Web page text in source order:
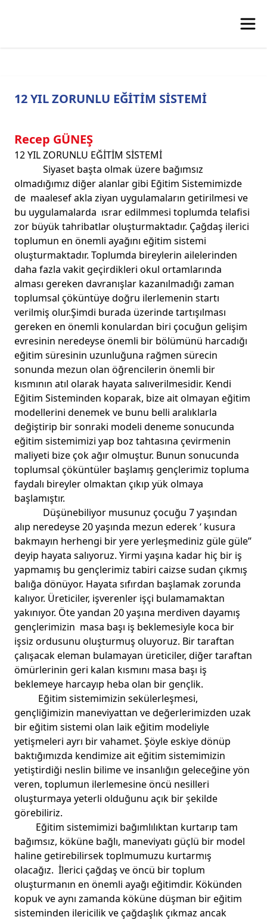
12 YIL ZORUNLU EĞİTİM SİSTEMİ
Recep GÜNEŞ
12 YIL ZORUNLU EĞİTİM SİSTEMİ
Siyaset başta olmak üzere bağımsız
olmadığımız diğer alanlar gibi Eğitim Sistemimizde
de maalesef akla ziyan uygulamaların getirilmesi ve
bu uygulamalarda ısrar edilmmesi toplumda telafisi
zor büyük tahribatlar oluşturmaktadır. Çağdaş ilerici
toplumun en önemli ayağını eğitim sistemi
oluşturmaktadır. Toplumda bireylerin ailelerinden
daha fazla vakit geçirdikleri okul ortamlarında
alması gereken davranışlar kazanılmadığı zaman
toplumsal çöküntüye doğru ilerlemenin startı
verilmiş olur.Şimdi burada üzerinde tartışılması
gereken en önemli konulardan biri çocuğun gelişim
evresinin neredeyse önemli bir bölümünü harcadığı
eğitim süresinin uzunluğuna rağmen sürecin
sonunda mezun olan öğrencilerin önemli bir
kısmının atıl olarak hayata salıverilmesidir. Kendi
Eğitim Sisteminden koparak, bize ait olmayan eğitim
modellerini denemek ve bunu belli aralıklarla
değiştirip bir sonraki modeli deneme sonucunda
eğitim sistemimizi yap boz tahtasına çevirmenin
maliyeti bize çok ağır olmuştur. Bunun sonucunda
toplumsal çöküntüler başlamış gençlerimiz topluma
faydalı bireyler olmaktan çıkıp yük olmaya
başlamıştır.
Düşünebiliyor musunuz çocuğu 7 yaşından
alıp neredeyse 20 yaşında mezun ederek ‘ kusura
bakmayın herhengi bir yere yerleşmediniz güle güle’’
deyip hayata salıyoruz. Yirmi yaşına kadar hiç bir iş
yapmamış bu gençlerimiz tabiri caizse sudan çıkmış
balığa dönüyor. Hayata sıfırdan başlamak zorunda
kalıyor. Üreticiler, işverenler işçi bulamamaktan
yakınıyor. Öte yandan 20 yaşına merdiven dayamış
gençlerimizin masa başı iş beklemesiyle koca bir
işsiz ordusunu oluşturmuş oluyoruz. Bir taraftan
çalışacak eleman bulamayan üreticiler, diğer taraftan
ömürlerinin geri kalan kısmını masa başı iş
beklemeye harcayıp heba olan bir gençlik.
Eğitim sistemimizin sekülerleşmesi,
gençliğimizin maneviyattan ve değerlerimizden uzak
bir eğitim sistemi olan laik eğitim modeliyle
yetişmeleri ayrı bir vahamet. Şöyle eskiye dönüp
baktığımızda kendimize ait eğitim sistemimizin
yetiştirdiği neslin bilime ve insanlığın geleceğine yön
veren, toplumun ilerlemesine öncü nesilleri
oluşturmaya yeterli olduğunu açık bir şekilde
görebiliriz.
Eğitim sistemimizi bağımlılıktan kurtarıp tam
bağımsız, köküne bağlı, maneviyatı güçlü bir model
haline getirebilirsek toplmumuzu kurtarmış
olacağız. İlerici çağdaş ve öncü bir toplum
oluşturmanın en önemli ayağı eğitimdir. Kökünden
kopuk ve aynı zamanda köküne düşman bir eğitim
sisteminden ilericilik ve çağdaşlık çıkmaz ancak